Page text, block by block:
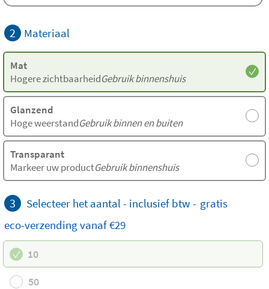
2 Materiaal
Mat
Hogere zichtbaarheidGebruik binnenshuis
Glanzend
Hoge weerstandGebruik binnen en buiten
Transparant
Markeer uw productGebruik binnenshuis
3 Selecteer het aantal - inclusief btw - gratis
eco-verzendingvanaf €29
10
50